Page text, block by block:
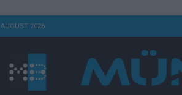
AUGUST 2026